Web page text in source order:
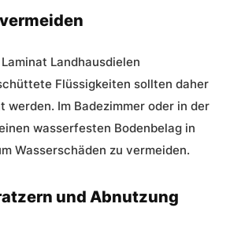
Landhausdielen
Flüssigkeiten sollten daher
werden. Im Badezimmer oder in der
wasserfesten Bodenbelag in
Wasserschäden zu vermeiden.
und Abnutzung